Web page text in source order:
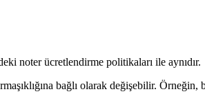
noter ücretlendirme politikaları ile aynıdır.
bağlı olarak değişebilir.